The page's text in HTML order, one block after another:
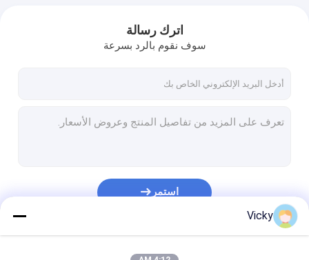
اترك رسالة
سوف نقوم بالرد بسرعة
استمر
Vicky